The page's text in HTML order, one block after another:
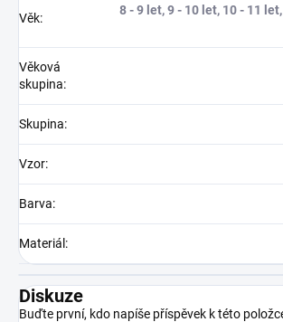
Věk:
8 - 9 let, 9 - 10 let, 10 - 11
Věková
skupina:
Skupina:
Vzor:
Barva:
Materiál :
Diskuze
Buďte první, kdo napíše příspěvek k této